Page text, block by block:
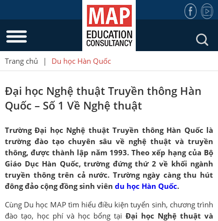
Trang chủ | Du học Hàn Quốc
Đại học Nghệ thuật Truyền thông Hàn
Quốc – Số 1 Về Nghệ thuật
Trường Đại học Nghệ thuật Truyền thông Hàn Quốc là
trường đào tạo chuyên sâu về nghệ thuật và truyền
thông, được thành lập năm 1993. Theo xếp hạng của Bộ
Giáo Dục Hàn Quốc, trường đứng thứ 2 về khối ngành
truyền thông trên cả nước. Trường ngày càng thu hút
đông đảo cộng đồng sinh viên du học Hàn Quốc.
Cùng Du học MAP tìm hiểu điều kiện tuyển sinh, chương trình
đào tạo, học phí và học bổng tại Đại học Nghệ thuật và